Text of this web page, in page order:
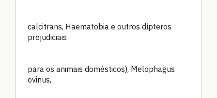
calcitrans, Haematobia e outros dípteros
prejudiciais
para os animais domésticos), Melophagus
ovinus,